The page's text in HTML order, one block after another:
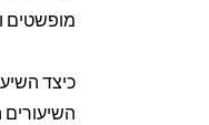
מופשטים
כיצד
השיעורים